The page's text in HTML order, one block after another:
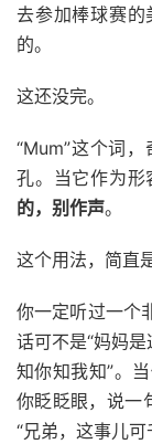
去参加棒球赛的
的。
这还没完。
“Mum”这个词
孔。当它作为
的，别作声。
这个用法，简直
你一定听过一个
话可不是“妈妈
知你知我知”。
你眨眨眼，说一
“兄弟，这事儿